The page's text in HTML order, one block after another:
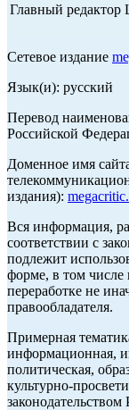
Главный
Сетевое издание
Язык(и): русский
Перевод
Российской
Доменное имя
издания):
Вся информация,
соответствии с
подлежит
форме, в том числе
переработке не
правообладателя.
Примерная
информационная,
политическая,
культурно-